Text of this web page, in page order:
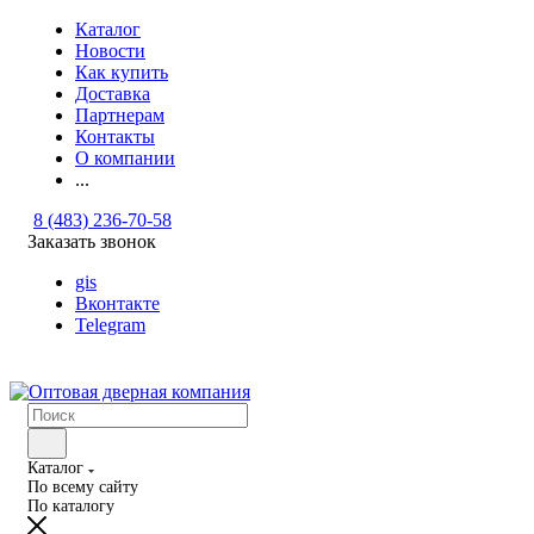
Каталог
Новости
Как купить
Доставка
Партнерам
Контакты
О компании
...
8 (483) 236-70-58
Заказать звонок
gis
Вконтакте
Telegram
Каталог
По всему сайту
По каталогу